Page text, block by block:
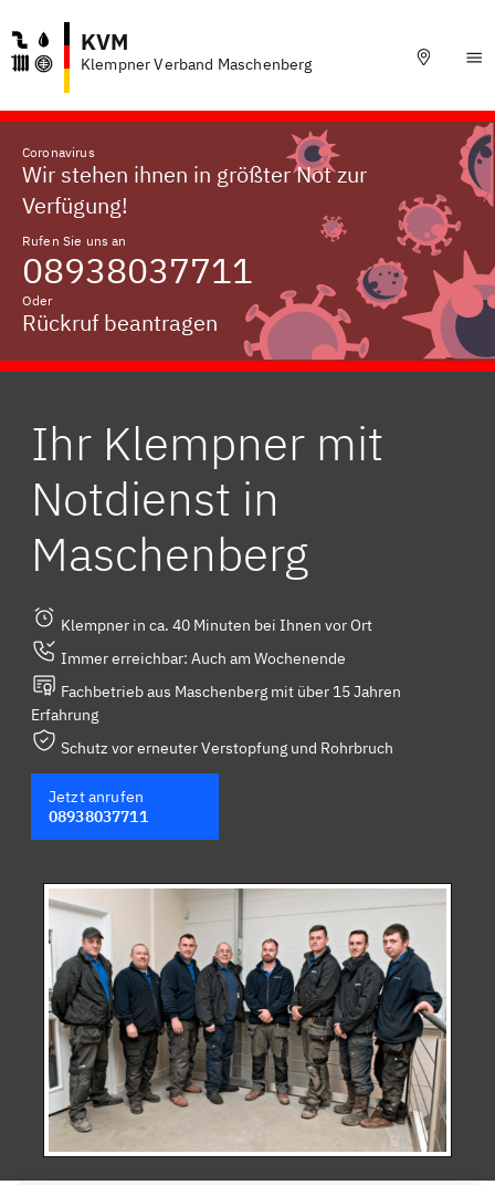
KVM
Klempner Verband Maschenberg
Coronavirus
Wir stehen ihnen in größter Not zur
Verfügung!
Rufen Sie uns an
08938037711
Oder
Rückruf beantragen
Ihr Klempner mit
Notdienst in
Maschenberg
Klempner in ca. 40 Minuten bei Ihnen vor Ort
Immer erreichbar: Auch am Wochenende
Fachbetrieb aus Maschenberg mit über 15 Jahren
Erfahrung
Schutz vor erneuter Verstopfung und Rohrbruch
Jetzt anrufen
08938037711